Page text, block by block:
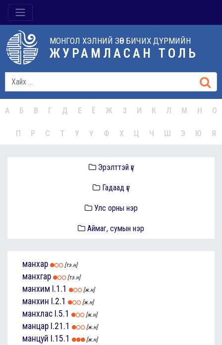
МОНГОЛ ХЭЛНИЙ ЗӨВ БИЧИХ ДҮРМИЙН
ЖУРАМЛАСАН ТОЛЬ
А Б В Г Д Е Ё Ж З И К Л М Н О
П Р С Т У Ү Ф Х Ц Ч Ш Э Ю Я
Эрэлттэй үг
Гадаад үг
Улс орны нэр
Аймаг, сумын нэр
манхар [тэ.н]
манхгар [тэ.н]
манхим I.1.1 [ж.н]
манхин I.2.1 [ж.н]
манхлас I.5.1 [ж.н]
манцар I.21.1 [ж.н]
манцуй I.15.1 [ж.н]